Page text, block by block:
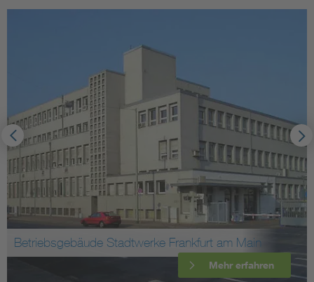
Betriebsgebäude Stadtwerke Frankfurt am Main
Mehr erfahren